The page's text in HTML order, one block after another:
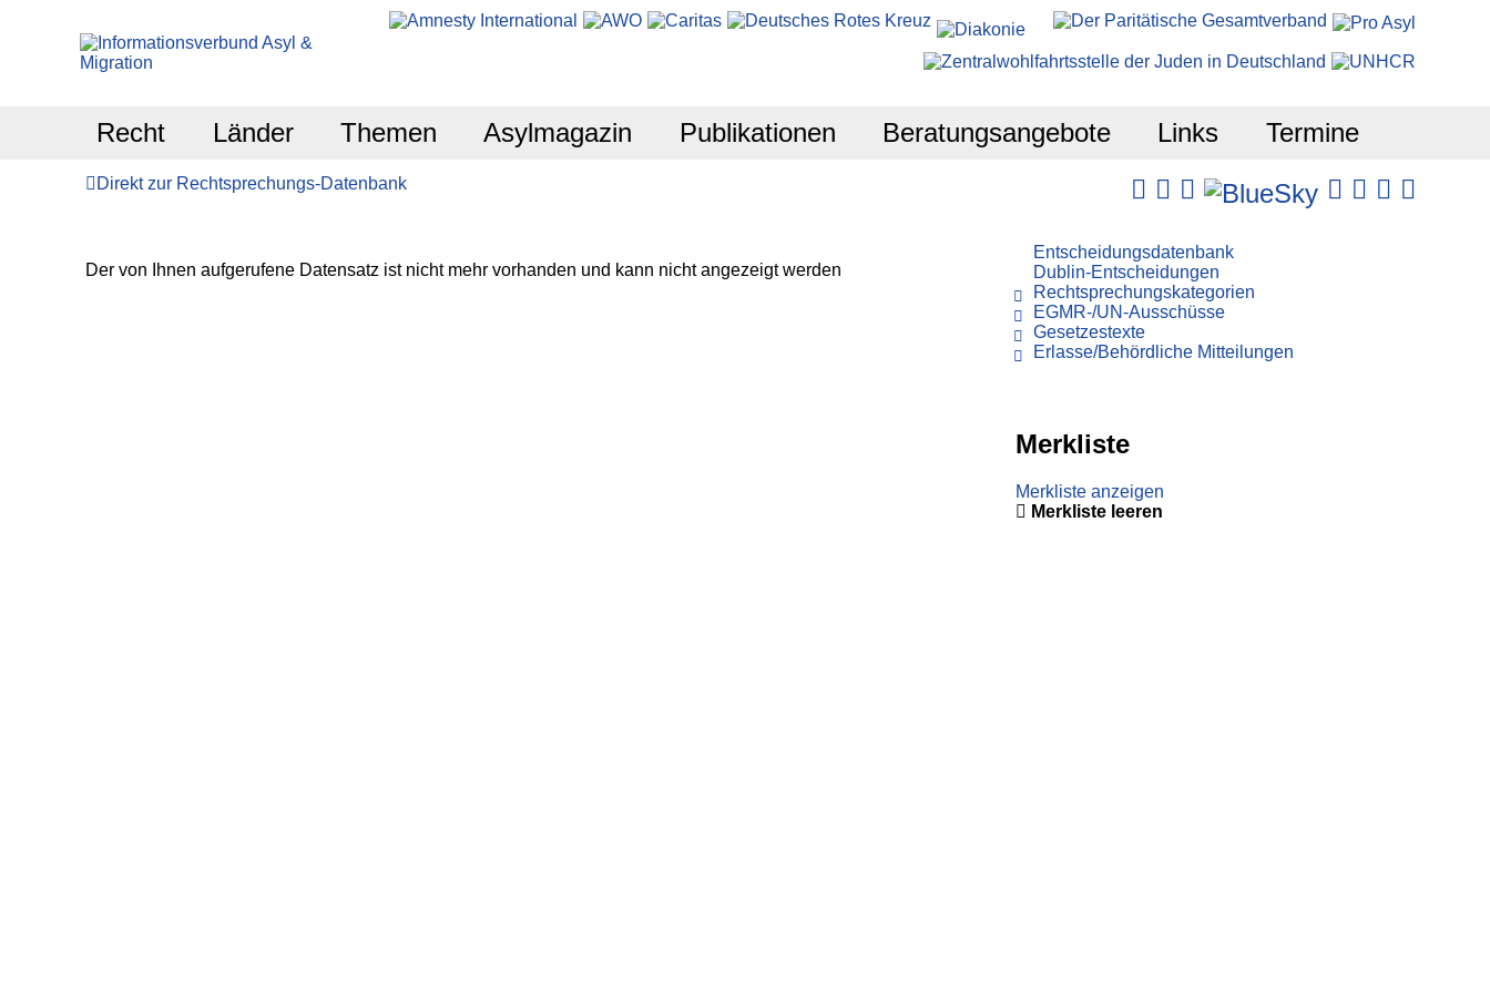
Recht Länder Themen Asylmagazin Publikationen Beratungsangebote Links Termine
Direkt zur Rechtsprechungs-Datenbank
Der von Ihnen aufgerufene Datensatz ist nicht mehr vorhanden und kann nicht angezeigt werden
Entscheidungsdatenbank
Dublin-Entscheidungen
Rechtsprechungskategorien
EGMR-/UN-Ausschüsse
Gesetzestexte
Erlasse/Behördliche Mitteilungen
Merkliste
Merkliste anzeigen
Merkliste leeren